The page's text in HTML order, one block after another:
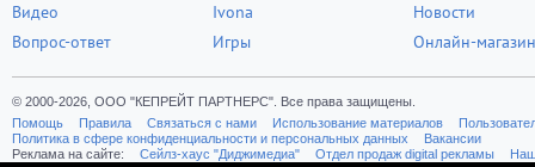
Видео
Вопрос-ответ
Ivona
Игры
Новости
Онлайн-магазин
© 2000-2026, ООО "КЕПРЕЙТ ПАРТНЕРС". Все права защищены.
Помощь
Правила Связаться с нами Использование материалов
Политика в сфере конфиденциальности и персональных данных
Вакансии
Реклама на сайте:
Cейлз-хаус "Диджимедиа" Отдел продаж digital рекламы